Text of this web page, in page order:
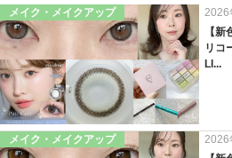
メイク・メイクアップ
2026
【
リコ
LI...
メイク・メイクアップ
2026